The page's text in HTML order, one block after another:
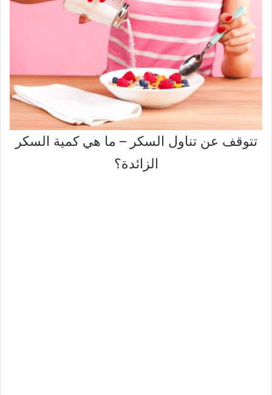
تتوقف عن تناول السكر – ما هي كمية السكر
الزائدة؟